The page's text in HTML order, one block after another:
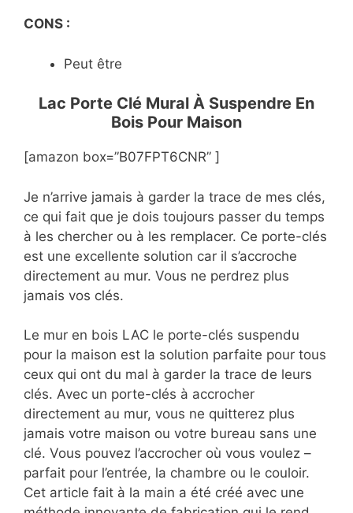
CONS :
Peut être
Lac Porte Clé Mural À Suspendre En
Bois Pour Maison
[amazon box=”B07FPT6CNR” ]
Je n’arrive jamais à garder la trace de mes clés,
ce qui fait que je dois toujours passer du temps
à les chercher ou à les remplacer. Ce porte-clés
est une excellente solution car il s’accroche
directement au mur. Vous ne perdrez plus
jamais vos clés.
Le mur en bois LAC le porte-clés suspendu
pour la maison est la solution parfaite pour tous
ceux qui ont du mal à garder la trace de leurs
clés. Avec un porte-clés à accrocher
directement au mur, vous ne quitterez plus
jamais votre maison ou votre bureau sans une
clé. Vous pouvez l’accrocher où vous voulez –
parfait pour l’entrée, la chambre ou le couloir.
Cet article fait à la main a été créé avec une